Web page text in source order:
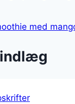
med